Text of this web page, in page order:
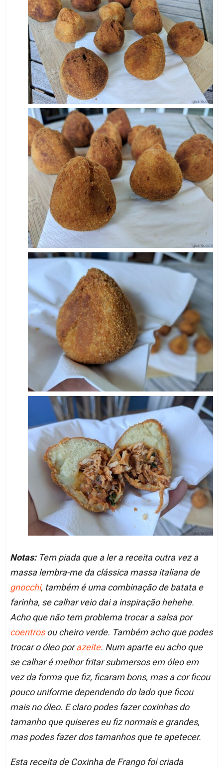
Notas:Tem piada que a ler a receita outra vez a
massa lembra-me da clássica massa italiana de
gnocchi, também é uma combinação de batata e
farinha, se calhar veio dai a inspiração hehehe.
Acho que não tem problema trocar a salsa por
coentrosou cheiro verde. Também acho que podes
trocar o óleo porazeite. Num aparte eu acho que
se calhar é melhor fritar submersos em óleo em
vez da forma que fiz, ficaram bons, mas a cor ficou
pouco uniforme dependendo do lado que ficou
mais no óleo. E claro podes fazer coxinhas do
tamanho que quiseres eu fiz normais e grandes,
mas podes fazer dos tamanhos que te apetecer.
Esta receita de Coxinha de Frango foi criada